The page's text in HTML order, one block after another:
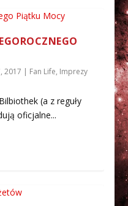
2017 | Fan Life, Imprezy
(a z reguły
oficjalne...